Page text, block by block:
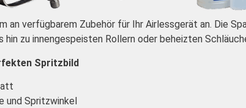
an verfügbarem Zubehör für Ihr Airlessgerät an. Die
hin zu innengespeisten Rollern oder beheizten
Spritzbild
und Spritzwinkel